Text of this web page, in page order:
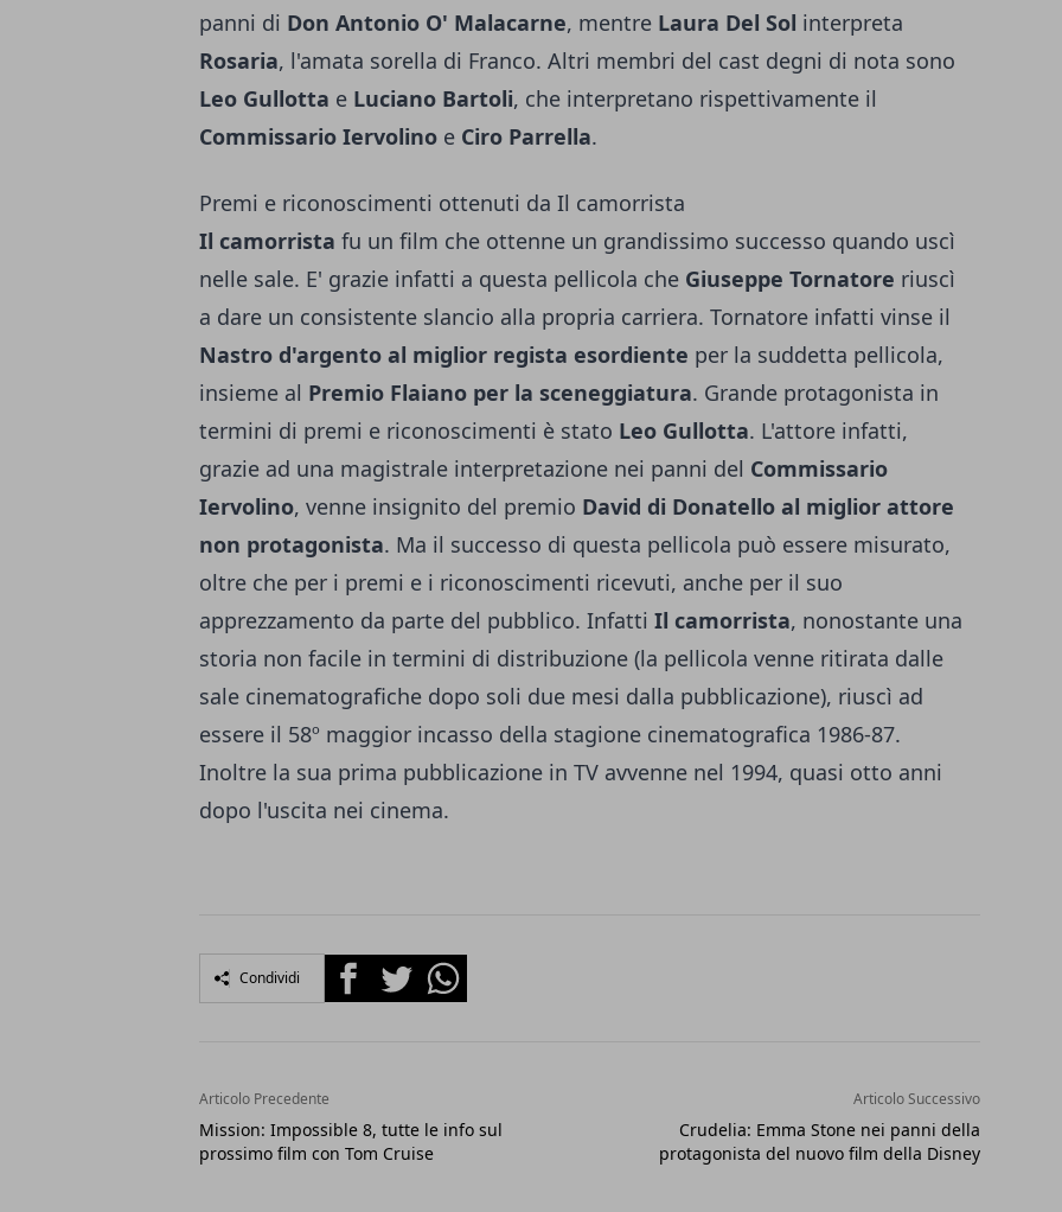
panni di Don Antonio O' Malacarne, mentre Laura Del Sol interpreta
Rosaria, l'amata sorella di Franco. Altri membri del cast degni di nota sono
Leo Gullotta e Luciano Bartoli, che interpretano rispettivamente il
Commissario Iervolino e Ciro Parrella.
Premi e riconoscimenti ottenuti da Il camorrista
Il camorrista fu un film che ottenne un grandissimo successo quando uscì
nelle sale. E' grazie infatti a questa pellicola che Giuseppe Tornatore riuscì
a dare un consistente slancio alla propria carriera. Tornatore infatti vinse il
Nastro d'argento al miglior regista esordiente per la suddetta pellicola,
insieme al Premio Flaiano per la sceneggiatura. Grande protagonista in
termini di premi e riconoscimenti è stato Leo Gullotta. L'attore infatti,
grazie ad una magistrale interpretazione nei panni del Commissario
Iervolino, venne insignito del premio David di Donatello al miglior attore
non protagonista. Ma il successo di questa pellicola può essere misurato,
oltre che per i premi e i riconoscimenti ricevuti, anche per il suo
apprezzamento da parte del pubblico. Infatti Il camorrista, nonostante una
storia non facile in termini di distribuzione (la pellicola venne ritirata dalle
sale cinematografiche dopo soli due mesi dalla pubblicazione), riuscì ad
essere il 58º maggior incasso della stagione cinematografica 1986-87.
Inoltre la sua prima pubblicazione in TV avvenne nel 1994, quasi otto anni
dopo l'uscita nei cinema.
Condividi FacebookTwitterWhatsapp
Articolo Precedente
Mission: Impossible 8, tutte le info sul
prossimo film con Tom Cruise
Articolo Successivo
Crudelia: Emma Stone nei panni della
protagonista del nuovo film della Disney